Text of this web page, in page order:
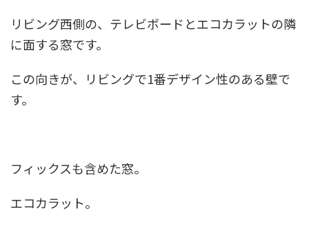
リビング西側の、テレビボードとエコカラットの隣
に面する窓です。
この向きが、リビングで1番デザイン性のある壁で
す。
フィックスも含めた窓。
エコカラット。